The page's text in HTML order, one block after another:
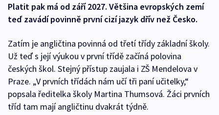
Platit pak má od září 2027. Většina evropských zemí
teď zavádí povinně první cizí jazyk dřív než Česko.
Zatím je angličtina povinná od třetí třídy základní školy.
Už teď s její výukou v první třídě začíná polovina
českých škol. Stejný přístup zaujala i ZŠ Mendelova v
Praze. „V prvních třídách nám učí tři paní učitelky,“
popsala ředitelka školy Martina Thumsová. Žáci prvních
tříd tam mají angličtinu dvakrát týdně.